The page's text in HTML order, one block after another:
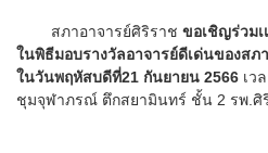
สภาอาจารย์ศิริราช ขอเชิญร่วมเ
ในพิธีมอบรางวัลอาจารย์ดีเด่นของสภ
ในวันพฤหัสบดีที่21 กันยายน 2566 เว
ชุมจุฬาภรณ์ ตึกสยามินทร์ ชั้น 2 รพ.ศิ